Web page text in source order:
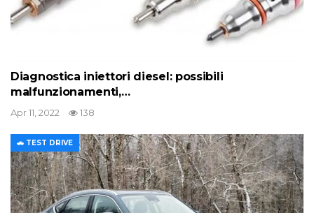
Diagnostica iniettori diesel: possibili
malfunzionamenti,…
Apr 11, 2022 138
🚗 TEST DRIVE